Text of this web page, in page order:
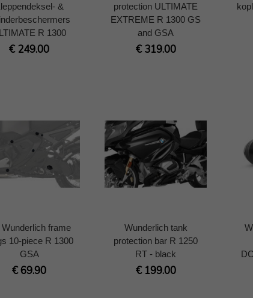
&
R 1300
€ 249.00
protection ULTIMATE
EXTREME R 1300 GS
and GSA
€ 319.00
Wunderlich frame
10-piece R 1300
GSA
€ 69.90
Wunderlich tank
protection bar R 1250
RT - black
€ 199.00